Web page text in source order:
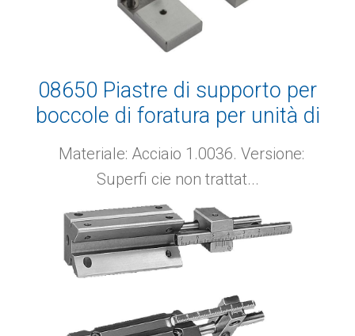
08650 Piastre di supporto per
boccole di foratura per unità di
foratura di pezzi cilindrici
Materiale: Acciaio 1.0036. Versione:
Superfi cie non trattat...